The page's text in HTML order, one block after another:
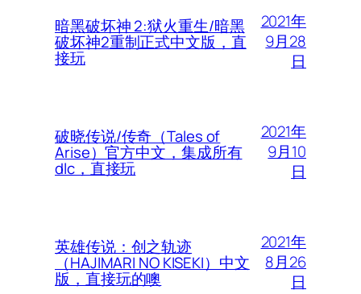
暗黑破坏神 2:狱火重生/暗黑
破坏神2重制正式中文版，直
接玩
2021年
9月28
日
破晓传说/传奇（Tales of
Arise）官方中文，集成所有
dlc，直接玩
2021年
9月10
日
英雄传说：创之轨迹
（HAJIMARI NO KISEKI）中文
版，直接玩的噢
2021年
8月26
日